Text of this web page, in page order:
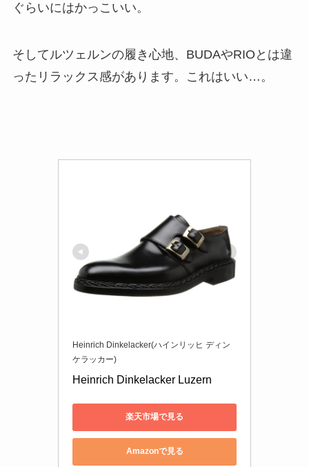
ぐらいにはかっこいい。
そしてルツェルンの履き心地、BUDAやRIOとは違
ったリラックス感があります。これはいい…。
Heinrich Dinkelacker(ハインリッヒ ディン
ケラッカー)
Heinrich Dinkelacker Luzern
楽天市場で見る
Amazonで見る